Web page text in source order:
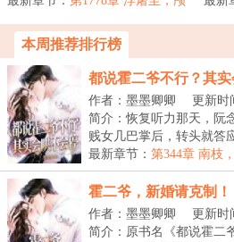
本周推荐排行榜
都说霍二爷不行？其
作者：墨墨卿卿
更新时
简介：恢复听力那天，阮
贱女几巴掌后，转头就答
中...
最新章节： 第344章 南枝
霍二爷，新婚请克制！
作者：墨墨卿卿
更新时
简介：原书名《都说霍二